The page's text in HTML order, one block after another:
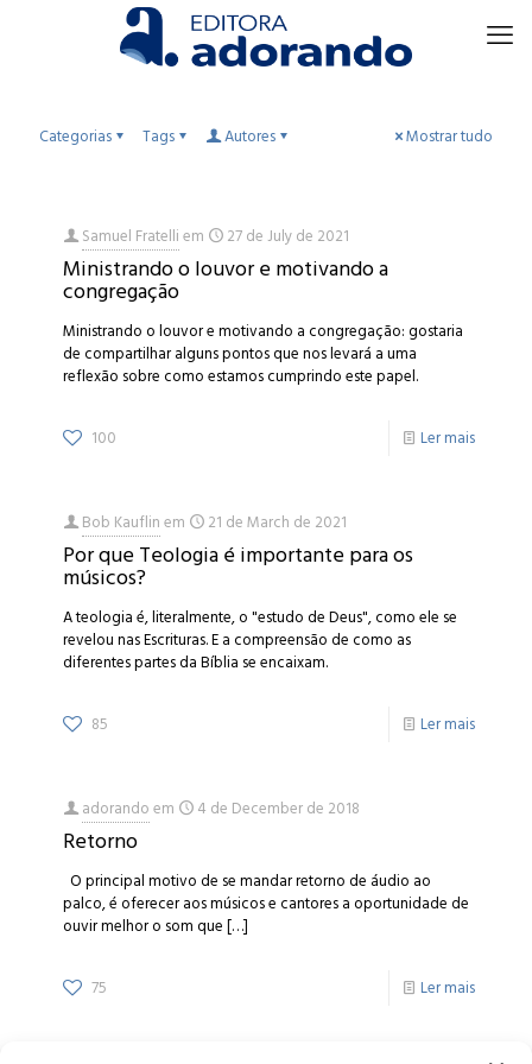
Categorias Tags Autores Mostrar tudo
Samuel Fratelliem 27 de July de 2021
Ministrando o louvor e motivando a
congregação
Ministrando o louvor e motivando a congregação: gostaria
de compartilhar alguns pontos que nos levará a uma
reflexão sobre como estamos cumprindo este papel.
100 Ler mais
Bob Kauflinem 21 de March de 2021
Por que Teologia é importante para os
músicos?
A teologia é, literalmente, o "estudo de Deus", como ele se
revelou nas Escrituras. E a compreensão de como as
diferentes partes da Bíblia se encaixam.
85 Ler mais
adorandoem 4 de December de 2018
Retorno
O principal motivo de se mandar retorno de áudio ao
palco, é oferecer aos músicos e cantores a oportunidade de
ouvir melhor o som que[…]
75 Ler mais